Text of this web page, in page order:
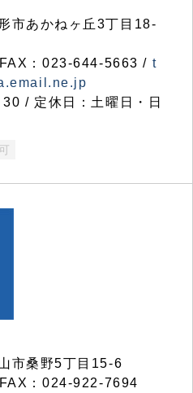
あかねヶ丘3丁目18-
：023-644-5663 / t
/ 定休日：土曜日・日
市桑野5丁目15-6
：024-922-7694